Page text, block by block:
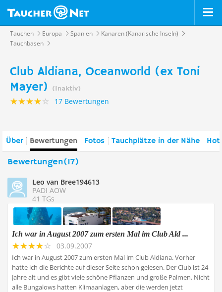
Tauchen Europa Spanien
Kanaren (Kanarische Inseln)
Tauchbasen
Club Aldiana, Oceanworld (ex Toni
Mayer)
(Inaktiv)
17 Bewertungen
Über Bewertungen Fotos Tauchplätze in der Nähe
Bewertungen(17)
Leo van Bree194613
PADI AOW
41 TGs
Ich war in August 2007 zum ersten Mal im Club Ald ...
03.09.2007
Ich war in August 2007 zum ersten Mal im Club Aldiana. Vorher
hatte ich die Berichte auf dieser Seite schon gelesen. Der Club ist 24
Jahre alt und es gibt viele schöne Pflanzen und große Palmen. Nicht
alle Bungalows hatten Klimaanlagen, aber die werden jetzt